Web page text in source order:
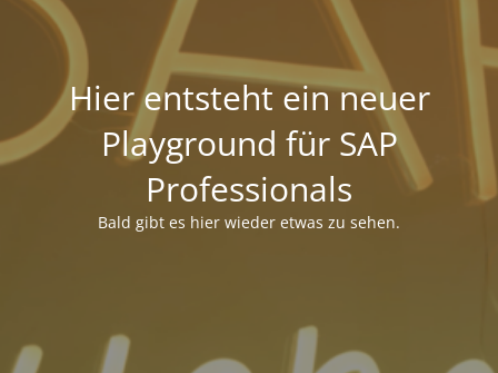
Hier entsteht ein neuer
Playground für SAP
Professionals
Bald gibt es hier wieder etwas zu sehen.